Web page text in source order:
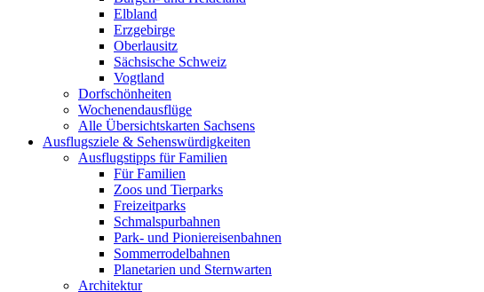
Elbland
Erzgebirge
Oberlausitz
Sächsische Schweiz
Vogtland
Dorfschönheiten
Wochenendausflüge
Alle Übersichtskarten Sachsens
Ausflugsziele & Sehenswürdigkeiten
Ausflugstipps für Familien
Für Familien
Zoos und Tierparks
Freizeitparks
Schmalspurbahnen
Park- und Pioniereisenbahnen
Sommerrodelbahnen
Planetarien und Sternwarten
Architektur